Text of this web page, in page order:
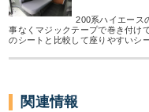
200系ハイエース
事なくマジックテープで巻き付け
のシートと比較して座りやすいシ
関連情報